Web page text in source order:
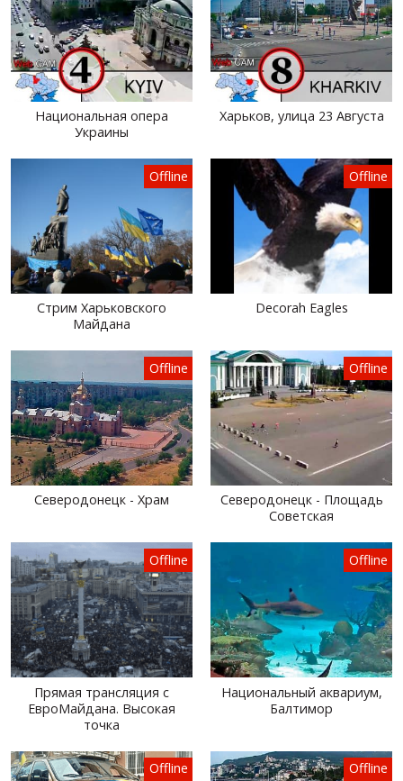
Национальная опера
Украины
Харьков, улица 23 Августа
Offline
Стрим Харьковского
Майдана
Offline
Decorah Eagles
Offline
Северодонецк - Храм
Offline
Северодонецк - Площадь
Советская
Offline
Прямая трансляция с
ЕвроМайдана. Высокая
точка
Offline
Национальный аквариум,
Балтимор
Offline Offline